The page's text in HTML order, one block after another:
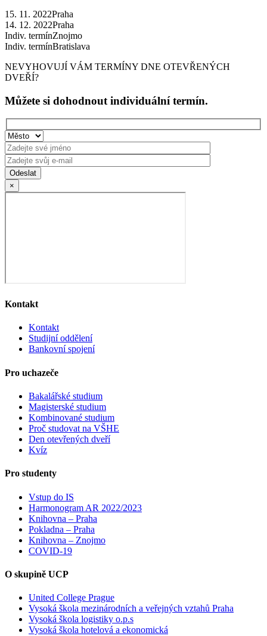
15. 11. 2022Praha
14. 12. 2022Praha
Indiv. termínZnojmo
Indiv. termínBratislava
NEVYHOVUJÍ VÁM TERMÍNY DNE OTEVŘENÝCH
DVEŘÍ?
Můžete si dohodnout individuální termín.
×
Kontakt
Kontakt
Studijní oddělení
Bankovní spojení
Pro uchazeče
Bakalářské studium
Magisterské studium
Kombinované studium
Proč studovat na VŠHE
Den otevřených dveří
Kvíz
Pro studenty
Vstup do IS
Harmonogram AR 2022/2023
Knihovna – Praha
Pokladna – Praha
Knihovna – Znojmo
COVID-19
O skupině UCP
United College Prague
Vysoká škola mezinárodních a veřejných vztahů Praha
Vysoká škola logistiky o.p.s
Vysoká škola hotelová a ekonomická